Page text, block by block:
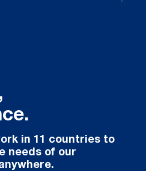
in 11 countries to
needs of our